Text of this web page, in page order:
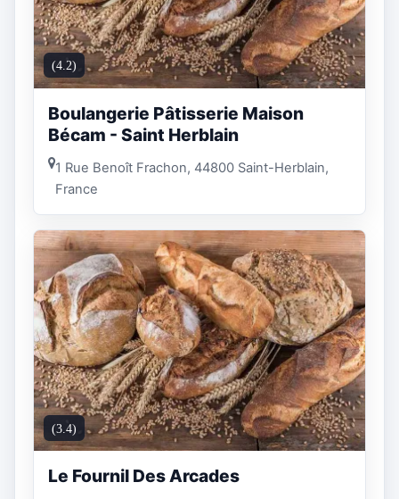
(4.2)
Boulangerie Pâtisserie Maison
Bécam - Saint Herblain
1 Rue Benoît Frachon, 44800 Saint-Herblain,
France
(3.4)
Le Fournil Des Arcades